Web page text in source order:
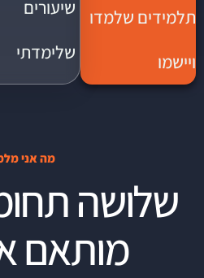
תלמידים שלמדו
ויישמו
שיעורים
שלימדתי
מה אני
שלושה
מותאם